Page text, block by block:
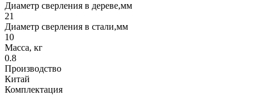
Диаметр сверления в дереве,мм
21
Диаметр сверления в стали,мм
10
Масса, кг
0.8
Производство
Китай
Комплектация